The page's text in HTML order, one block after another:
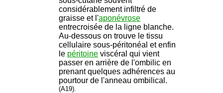
considérablement infiltré de
graisse et l'aponévrose
entrecroisée de la ligne blanche.
Au-dessous on trouve le tissu
cellulaire sous-péritonéal et enfin
le péritoine viscéral qui vient
passer en arrière de l'ombilic en
prenant quelques adhérences au
pourtour de l'anneau ombilical.
(A19).